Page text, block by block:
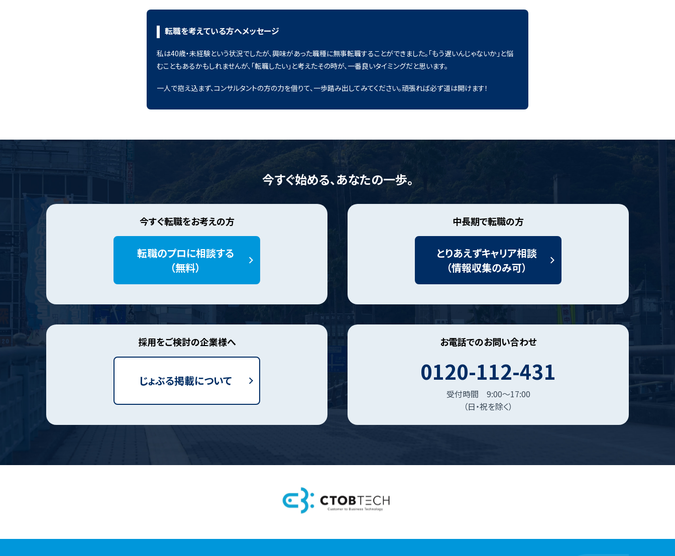
転職を考えている方へメッセージ
私は40歳・未経験という状況でしたが、興味があった職種に無事転職することができました。「もう遅いんじゃないか」と悩
むこともあるかもしれませんが、「転職したい」と考えたその時が、一番良いタイミングだと思います。
一人で抱え込まず、コンサルタントの方の力を借りて、一歩踏み出してみてください。頑張れば必ず道は開けます！
今すぐ始める、あなたの一歩。
今すぐ転職をお考えの方
転職のプロに相談する
（無料）
中長期で転職の方
とりあえずキャリア相談
（情報収集のみ可）
採用をご検討の企業様へ
じょぶる掲載について
お電話でのお問い合わせ
0120-112-431
受付時間 9:00～17:00
（日・祝を除く）